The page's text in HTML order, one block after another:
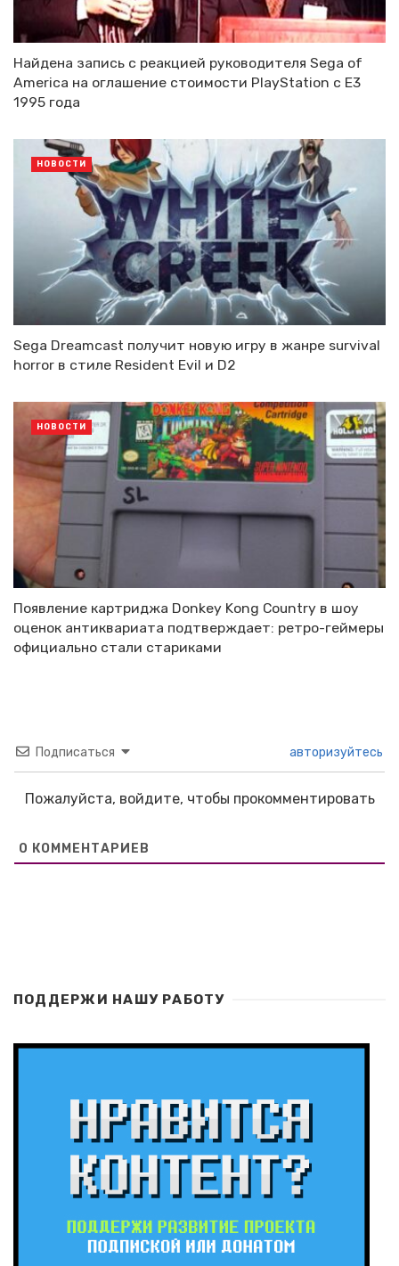
Найдена запись с реакцией руководителя Sega of
America на оглашение стоимости PlayStation с E3
1995 года
Sega Dreamcast получит новую игру в жанре survival
horror в стиле Resident Evil и D2
НОВОСТИ
Появление картриджа Donkey Kong Country в шоу
оценок антиквариата подтверждает: ретро-геймеры
официально стали стариками
НОВОСТИ
Подписаться авторизуйтесь
Пожалуйста, войдите, чтобы прокомментировать
0 КОММЕНТАРИЕВ
ПОДДЕРЖИ НАШУ РАБОТУ